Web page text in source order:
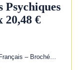
Psychiques
20,48 €
– Broché…